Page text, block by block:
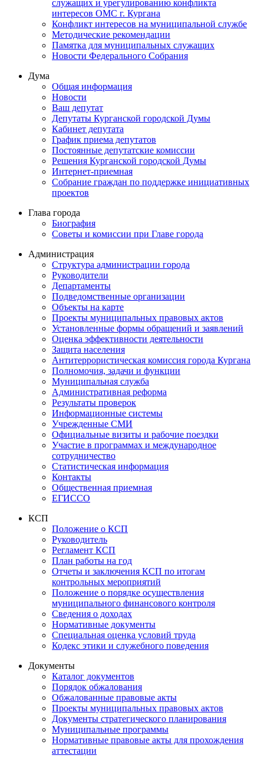
служащих и урегулированию конфликта
интересов ОМС г. Кургана
Конфликт интересов на муниципальной службе
Методические рекомендации
Памятка для муниципальных служащих
Новости Федерального Cобрания
Дума
Общая информация
Новости
Ваш депутат
Депутаты Курганской городской Думы
Кабинет депутата
График приема депутатов
Постоянные депутатские комиссии
Решения Курганской городской Думы
Интернет-приемная
Собрание граждан по поддержке инициативных
проектов
Глава города
Биография
Советы и комиссии при Главе города
Администрация
Структура администрации города
Руководители
Департаменты
Подведомственные организации
Объекты на карте
Проекты муниципальных правовых актов
Установленные формы обращений и заявлений
Оценка эффективности деятельности
Защита населения
Антитеррористическая комиссия города Кургана
Полномочия, задачи и функции
Муниципальная служба
Административная реформа
Результаты проверок
Информационные системы
Учрежденные СМИ
Официальные визиты и рабочие поездки
Участие в программах и международное
сотрудничество
Статистическая информация
Контакты
Общественная приемная
ЕГИССО
КСП
Положение о КСП
Руководитель
Регламент КСП
План работы на год
Отчеты и заключения КСП по итогам
контрольных мероприятий
Положение о порядке осуществления
муниципального финансового контроля
Сведения о доходах
Нормативные документы
Специальная оценка условий труда
Кодекс этики и служебного поведения
Документы
Каталог документов
Порядок обжалования
Обжалованные правовые акты
Проекты муниципальных правовых актов
Документы стратегического планирования
Муниципальные программы
Нормативные правовые акты для прохождения
аттестации